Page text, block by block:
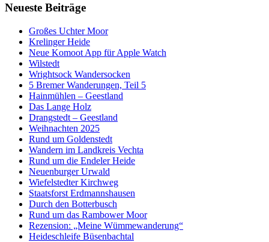
Neueste Beiträge
Großes Uchter Moor
Krelinger Heide
Neue Komoot App für Apple Watch
Wilstedt
Wrightsock Wandersocken
5 Bremer Wanderungen, Teil 5
Hainmühlen – Geestland
Das Lange Holz
Drangstedt – Geestland
Weihnachten 2025
Rund um Goldenstedt
Wandern im Landkreis Vechta
Rund um die Endeler Heide
Neuenburger Urwald
Wiefelstedter Kirchweg
Staatsforst Erdmannshausen
Durch den Botterbusch
Rund um das Rambower Moor
Rezension: „Meine Wümmewanderung“
Heideschleife Büsenbachtal